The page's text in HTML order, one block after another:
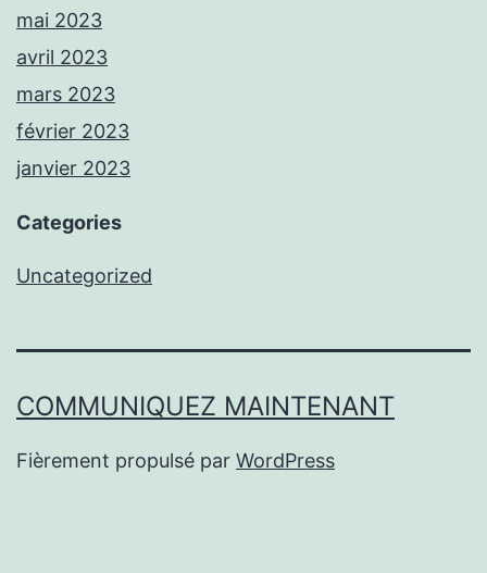
mai 2023
avril 2023
mars 2023
février 2023
janvier 2023
Categories
Uncategorized
COMMUNIQUEZ MAINTENANT
Fièrement propulsé par WordPress